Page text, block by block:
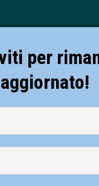
per
aggiornato!